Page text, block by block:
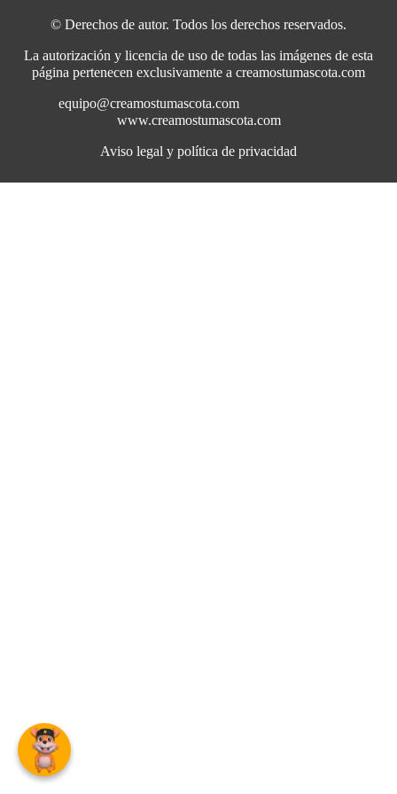
© Derechos de autor. Todos los derechos reservados.
La autorización y licencia de uso de todas las imágenes de esta
página pertenecen exclusivamente a creamostumascota.com
equipo@creamostumascota.com
www.creamostumascota.com
Aviso legal y política de privacidad